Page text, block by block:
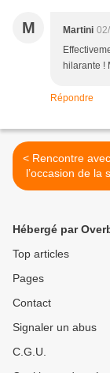
M Martini
hilarante !
Répondre
< Rencontre avec Teorem à
l’occasion de la
21
Hébergé par
Top articles
Pages
Contact
Signaler un abus
C.G.U.